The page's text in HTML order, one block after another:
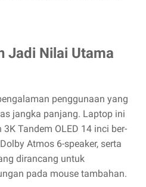
Jadi Nilai Utama
penggunaan yang
jangka panjang. Laptop ini
Tandem OLED 14 inci ber-
Atmos 6-speaker, serta
dirancang untuk
pada mouse tambahan.